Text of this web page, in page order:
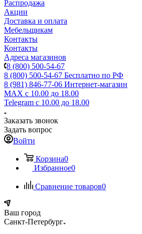
Распродажа
Акции
Доставка и оплата
Мебельщикам
Контакты
Контакты
Адреса магазинов
8 (800) 500-54-67
8 (800) 500-54-67 Бесплатно по РФ
8 (981) 846-77-06 Интернет-магазин
MAX с 10.00 до 18.00
Telegram с 10.00 до 18.00
Заказать звонок
Задать вопрос
Войти
Корзина0
Избранное0
Сравнение товаров0
Ваш город
Санкт-Петербург